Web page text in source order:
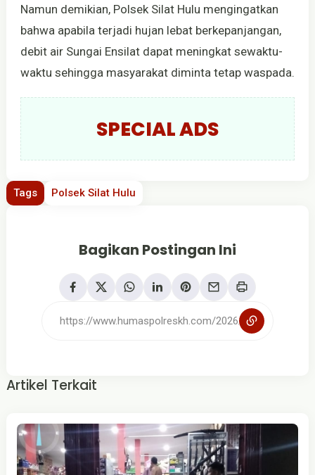
Namun demikian, Polsek Silat Hulu mengingatkan
bahwa apabila terjadi hujan lebat berkepanjangan,
debit air Sungai Ensilat dapat meningkat sewaktu-
waktu sehingga masyarakat diminta tetap waspada.
SPECIAL ADS
Tags Polsek Silat Hulu
Bagikan Postingan Ini
Artikel Terkait